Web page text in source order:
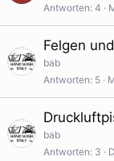
Antworten 4
Felgen
bab
Antworten 5
bab
Antworten 3